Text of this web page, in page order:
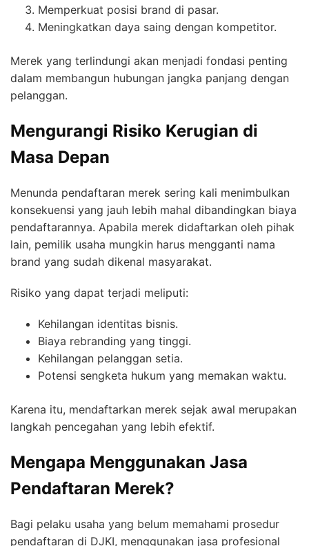
Memperkuat posisi brand di pasar.
Meningkatkan daya saing dengan kompetitor.
Merek yang terlindungi akan menjadi fondasi penting
dalam membangun hubungan jangka panjang dengan
pelanggan.
Mengurangi Risiko Kerugian di
Masa Depan
Menunda pendaftaran merek sering kali menimbulkan
konsekuensi yang jauh lebih mahal dibandingkan biaya
pendaftarannya. Apabila merek didaftarkan oleh pihak
lain, pemilik usaha mungkin harus mengganti nama
brand yang sudah dikenal masyarakat.
Risiko yang dapat terjadi meliputi:
Kehilangan identitas bisnis.
Biaya rebranding yang tinggi.
Kehilangan pelanggan setia.
Potensi sengketa hukum yang memakan waktu.
Karena itu, mendaftarkan merek sejak awal merupakan
langkah pencegahan yang lebih efektif.
Mengapa Menggunakan Jasa
Pendaftaran Merek?
Bagi pelaku usaha yang belum memahami prosedur
pendaftaran di DJKI, menggunakan jasa profesional